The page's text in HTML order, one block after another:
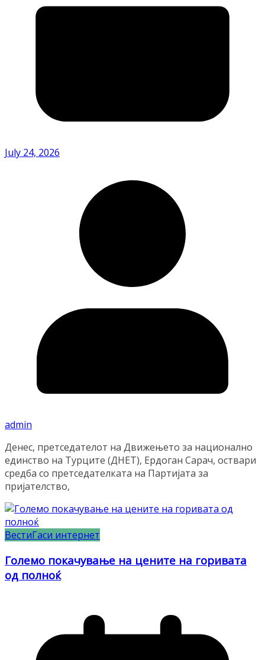
July 24, 2026
admin
Денес, претседателот на Движењето за национално
единство на Турците (ДНЕТ), Ердоган Сарач, оствари
средба со претседателката на Партијата за
пријателство,
ВестиГаси интернет
Големо покачување на цените на горивата
од полноќ